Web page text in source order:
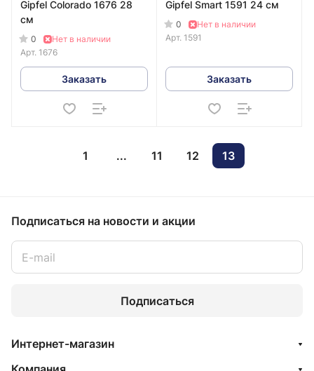
Gipfel Colorado 1676 28
см
0
Нет в наличии
Арт. 1676
Заказать
Gipfel Smart 1591 24 см
0
Нет в наличии
Арт. 1591
Заказать
1 ... 11 12 13
Подписаться на новости и акции
Подписаться
Интернет-магазин